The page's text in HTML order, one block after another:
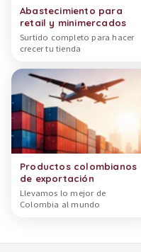
Abastecimiento para
retail y minimercados
Surtido completo para hacer
crecer tu tienda
Productos colombianos
de exportación
Llevamos lo mejor de
Colombia al mundo